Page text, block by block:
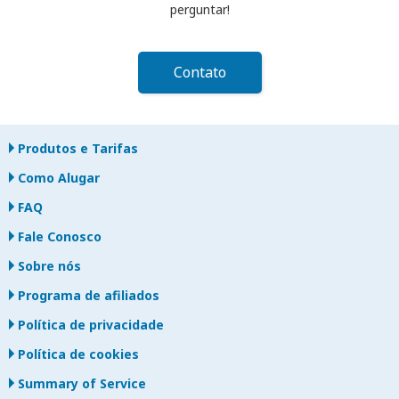
perguntar!
Contato
Produtos e Tarifas
Como Alugar
FAQ
Fale Conosco
Sobre nós
Programa de afiliados
Política de privacidade
Política de cookies
Summary of Service